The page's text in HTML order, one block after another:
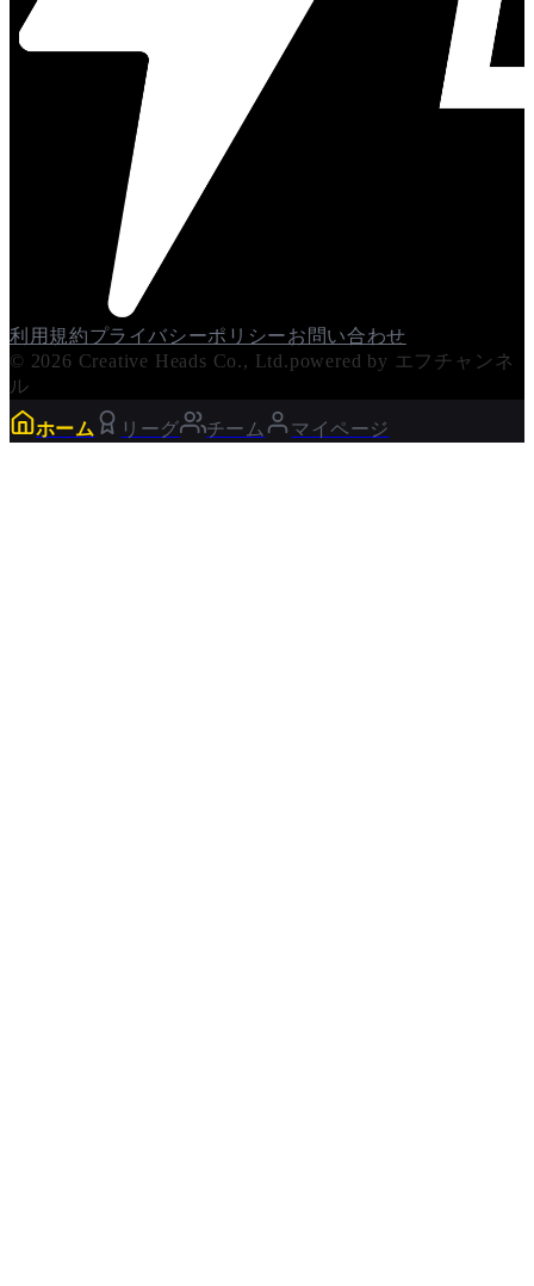
利用規約プライバシーポリシーお問い合わせ
© 2026 Creative Heads Co., Ltd.powered by エフチャンネ
ル
ホーム リーグ チーム マイページ